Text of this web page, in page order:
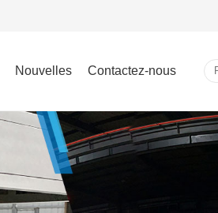
Nouvelles Contactez-nous